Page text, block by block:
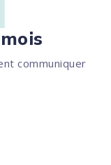
communiquer